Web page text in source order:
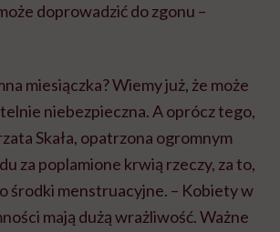
doprowadzić do zgonu –
miesiączka? Wiemy już, że może
niebezpieczna. A oprócz tego,
Skała, opatrzona ogromnym
za poplamione krwią rzeczy, za to,
środki menstruacyjne. – Kobiety w
mają dużą wrażliwość. Ważne